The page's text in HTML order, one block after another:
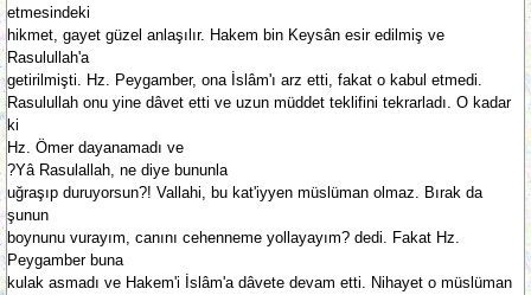
etmesindeki
hikmet, gayet güzel anlaşılır. Hakem bin Keysân esir edilmiş ve
Rasulullah'a
getirilmişti. Hz. Peygamber, ona İslâm'ı arz etti, fakat o kabul etmedi.
Rasulullah onu yine dâvet etti ve uzun müddet teklifini tekrarladı. O kadar
ki
Hz. Ömer dayanamadı ve
?Yâ Rasulallah, ne diye bununla
uğraşıp duruyorsun?! Vallahi, bu kat'iyyen müslüman olmaz. Bırak da
şunun
boynunu vurayım, canını cehenneme yollayayım? dedi. Fakat Hz.
Peygamber buna
kulak asmadı ve Hakem'i İslâm'a dâvete devam etti. Nihayet o müslüman